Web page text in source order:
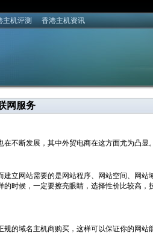
主机评测 香港主机资讯
网服务
不断发展，其中外贸电商在这方面尤为凸显。
立网站需要的是网站程序、网站空间、网站
时候，一定要擦亮眼睛，选择性价比较高，
的域名主机商购买，这样可以保证你的网站